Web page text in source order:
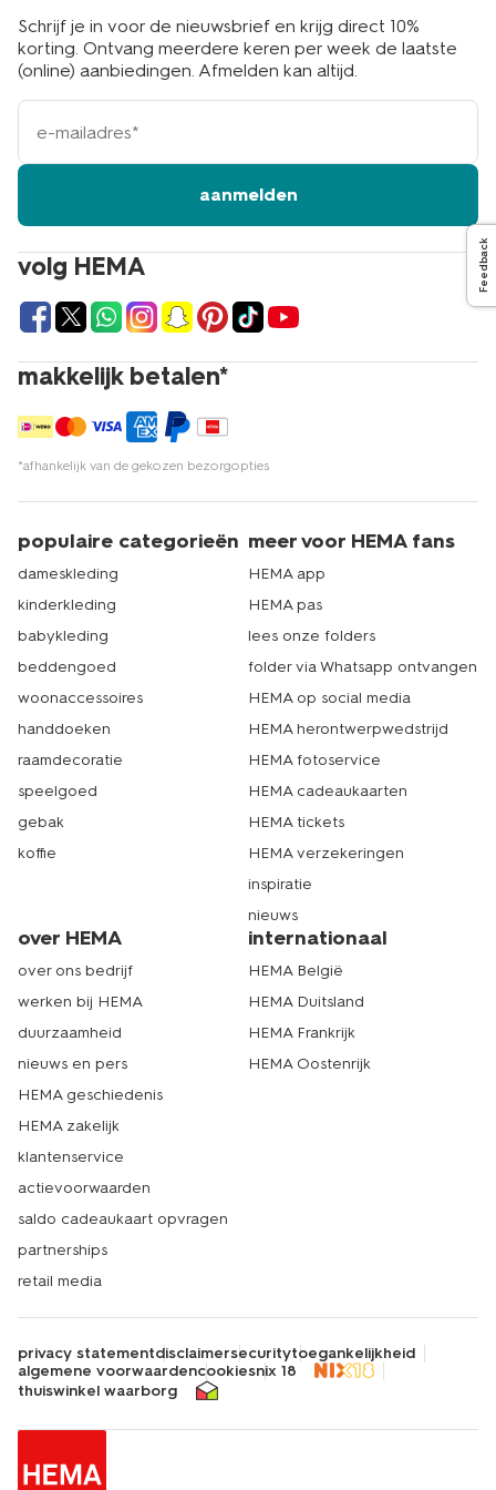
volg HEMA
makkelijk betalen*
*afhankelijk van de gekozen bezorgopties
Schrijf je in voor de nieuwsbrief en krijg direct 10%
korting. Ontvang meerdere keren per week de laatste
(online) aanbiedingen. Afmelden kan altijd.
e-
mailadres
aanmelden
populaire categorieën
dameskleding
kinderkleding
babykleding
beddengoed
woonaccessoires
handdoeken
raamdecoratie
speelgoed
gebak
koffie
meer voor HEMA fans
HEMA app
HEMA pas
lees onze folders
folder via Whatsapp ontvangen
HEMA op social media
HEMA herontwerpwedstrijd
HEMA fotoservice
HEMA cadeaukaarten
HEMA tickets
HEMA verzekeringen
inspiratie
nieuws
over HEMA
over ons bedrijf
werken bij HEMA
duurzaamheid
nieuws en pers
HEMA geschiedenis
HEMA zakelijk
klantenservice
actievoorwaarden
saldo cadeaukaart opvragen
partnerships
retail media
internationaal
HEMA België
HEMA Duitsland
HEMA Frankrijk
HEMA Oostenrijk
privacy statementdisclaimersecuritytoegankelijkheid
algemene voorwaardencookiesnix 18
thuiswinkel waarborg
Feedback